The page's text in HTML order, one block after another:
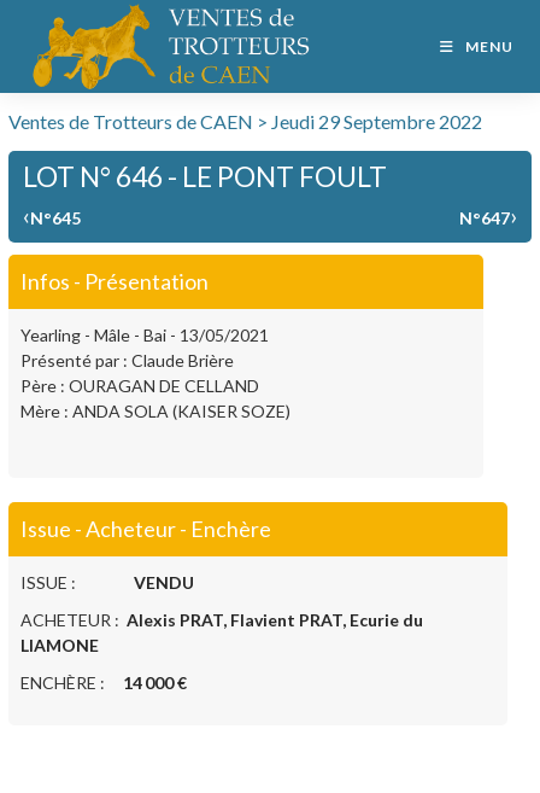
MENU
Ventes de Trotteurs de CAEN > Jeudi 29 Septembre 2022
LOT N° 646 - LE PONT FOULT
‹N°645 N°647›
Infos - Présentation
Yearling - Mâle - Bai - 13/05/2021
Présenté par : Claude Brière
Père : OURAGAN DE CELLAND
Mère : ANDA SOLA (KAISER SOZE)
Issue - Acheteur - Enchère
ISSUE : VENDU
ACHETEUR : Alexis PRAT, Flavient PRAT, Ecurie du
LIAMONE
ENCHÈRE : 14 000 €